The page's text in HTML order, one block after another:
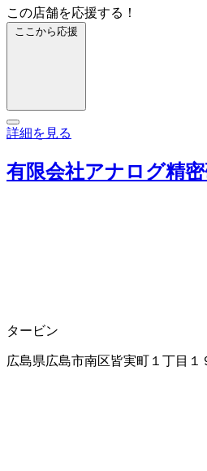
この店舗を応援する！
ここから応援
詳細を見る
有限会社アナログ精
タービン
広島県広島市南区皆実町１丁目１